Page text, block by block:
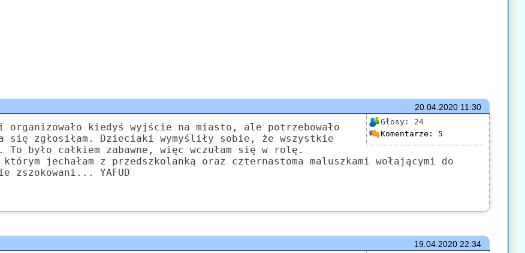
20.04.202011:30
Głosy: 24
Komentarze: 5
organizowało kiedyś wyjście na miasto, ale potrzebowało
się zgłosiłam. Dzieciaki wymyśliły sobie, że wszystkie
To było całkiem zabawne, więc wczułam się w rolę.
jechałam z przedszkolanką oraz czternastoma maluszkami wołającymi do
zszokowani... YAFUD
19.04.202022:34